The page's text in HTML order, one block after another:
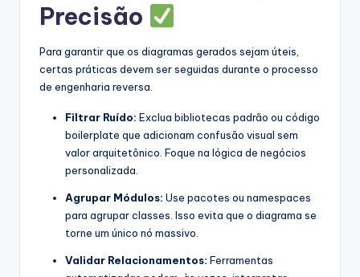
Precisão
Para garantir que os diagramas gerados sejam úteis,
certas práticas devem ser seguidas durante o processo
de engenharia reversa.
Filtrar Ruído: Exclua bibliotecas padrão ou código
boilerplate que adicionam confusão visual sem
valor arquitetônico. Foque na lógica de negócios
personalizada.
Agrupar Módulos: Use pacotes ou namespaces
para agrupar classes. Isso evita que o diagrama se
torne um único nó massivo.
Validar Relacionamentos: Ferramentas